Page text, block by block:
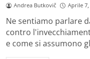
Andrea Butkovič Aprile 7,
Ne sentiamo parlare
contro
e come si assumono